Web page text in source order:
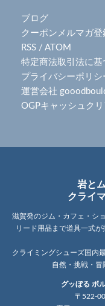
ブログ
クーポンメルマガ登
RSS / ATOM
特定商法取引法に基
プライバシーポリシ
運営会社
OGPキャッシュクリ
岩と
クライ
滋賀発のジム・カフェ・シ
リード用品まで道具一式
クライミングシューズ国内
自然・挑戦・
グッぼる ボ
〒522-